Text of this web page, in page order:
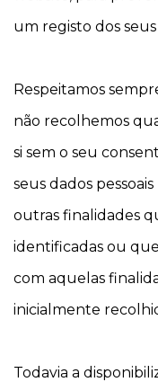
um registo dos
Respeitamos
não recolhemos
si sem o seu
seus dados
outras finalidades
identificadas ou
com aquelas
inicialmente
Todavia a